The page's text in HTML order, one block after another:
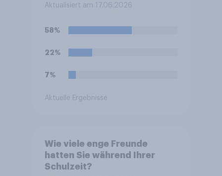
Aktualisiert am 17.06.2026
58%
22%
7%
Aktuelle Ergebnisse
Wie viele enge Freunde
hatten Sie während Ihrer
Schulzeit?